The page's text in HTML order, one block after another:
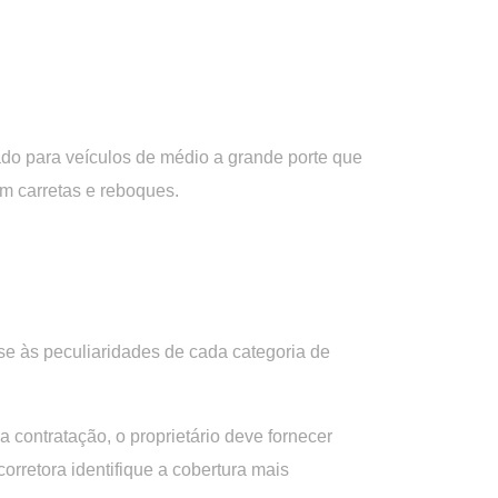
para veículos de médio a grande porte que
carretas e reboques.
às peculiaridades de cada categoria de
contratação, o proprietário deve fornecer
identifique a cobertura mais